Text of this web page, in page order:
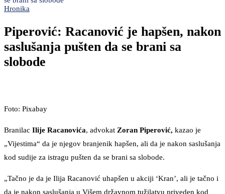
Hronika
Piperović: Racanović je hapšen, nakon
saslušanja pušten da se brani sa
slobode
Foto: Pixabay
Branilac Ilije Racanovića, advokat Zoran Piperović, kazao je
„Vijestima“ da je njegov branjenik hapšen, ali da je nakon saslušanja
kod sudije za istragu pušten da se brani sa slobode.
„Tačno je da je Ilija Racanović uhapšen u akciji ‘Kran’, ali je tačno i
da je nakon saslušanja u Višem državnom tužilatvu priveden kod